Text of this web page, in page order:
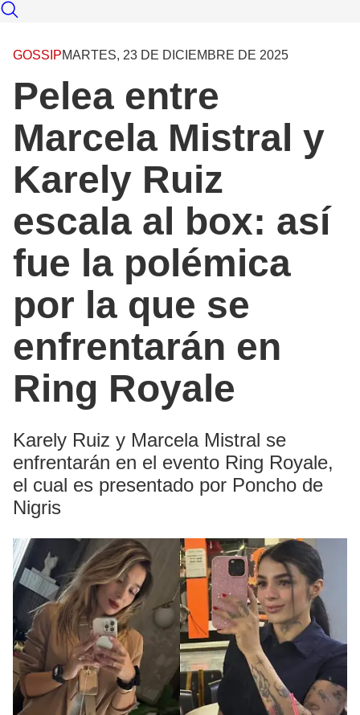
GOSSIPMARTES, 23 DE DICIEMBRE DE 2025
Pelea entre
Marcela Mistral y
Karely Ruiz
escala al box: así
fue la polémica
por la que se
enfrentarán en
Ring Royale
Karely Ruiz y Marcela Mistral se
enfrentarán en el evento Ring Royale,
el cual es presentado por Poncho de
Nigris